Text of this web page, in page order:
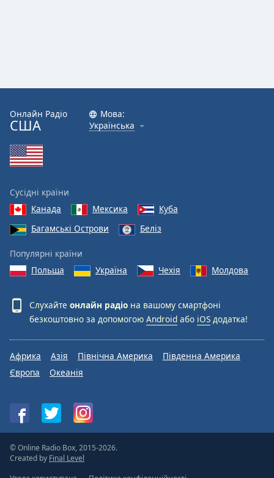
Онлайн Радіо
США
Мова:
Українська
Сусідні країни
Канада
Мексика
Куба
Багамські Острови
Беліз
Популярні країни
Польща
Україна Чехія Молдова
Слухайте онлайн радіо на вашому смартфоні
безкоштовно за допомогою Android або iOS додатка!
Африка Азія Північна Америка
Південна Америка
Європа
Океанія
© Online Radio Box, 2015-2026.
Created by Final Level